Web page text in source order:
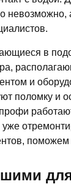
невозможно,
в
и
поломку и